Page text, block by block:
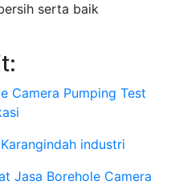
serta baik
Camera Pumping Test
industri
Jasa Borehole Camera